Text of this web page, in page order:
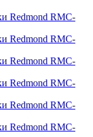
Redmond RMC-
Redmond RMC-
Redmond RMC-
Redmond RMC-
Redmond RMC-
Redmond RMC-